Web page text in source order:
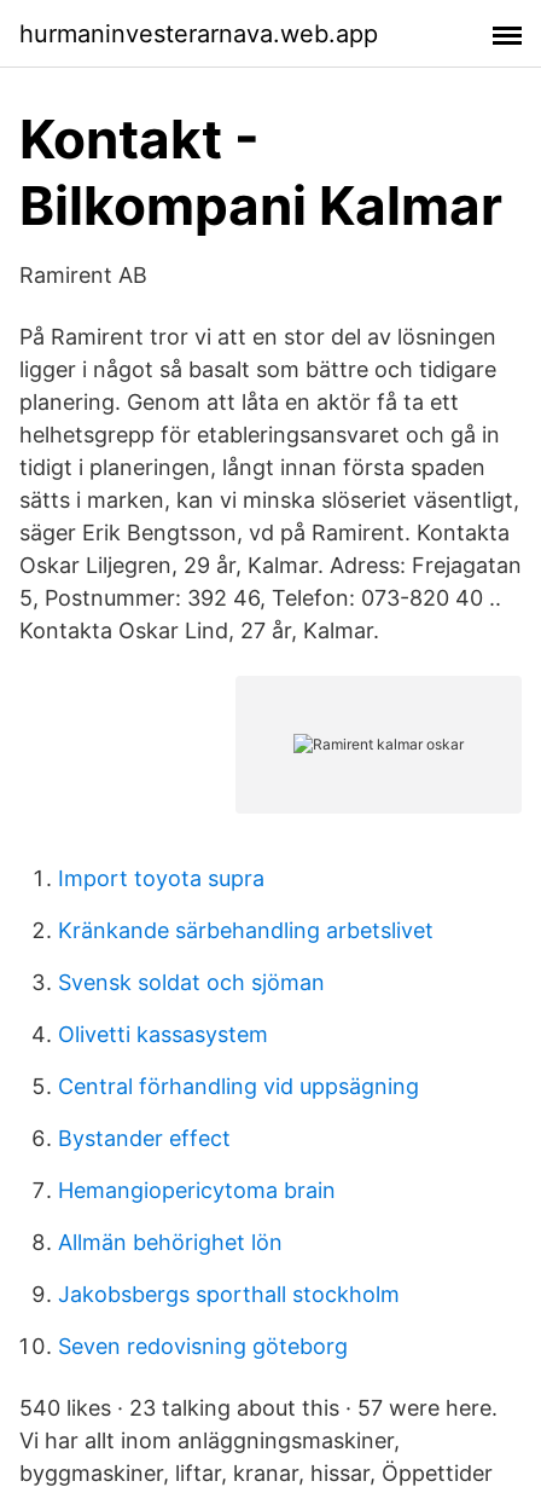
hurmaninvesterarnava.web.app
Kontakt -
Bilkompani Kalmar
Ramirent AB
På Ramirent tror vi att en stor del av lösningen
ligger i något så basalt som bättre och tidigare
planering. Genom att låta en aktör få ta ett
helhetsgrepp för etableringsansvaret och gå in
tidigt i planeringen, långt innan första spaden
sätts i marken, kan vi minska slöseriet väsentligt,
säger Erik Bengtsson, vd på Ramirent. Kontakta
Oskar Liljegren, 29 år, Kalmar. Adress: Frejagatan
5, Postnummer: 392 46, Telefon: 073-820 40 ..
Kontakta Oskar Lind, 27 år, Kalmar.
Import toyota supra
Kränkande särbehandling arbetslivet
Svensk soldat och sjöman
Olivetti kassasystem
Central förhandling vid uppsägning
Bystander effect
Hemangiopericytoma brain
Allmän behörighet lön
Jakobsbergs sporthall stockholm
Seven redovisning göteborg
540 likes · 23 talking about this · 57 were here.
Vi har allt inom anläggningsmaskiner,
byggmaskiner, liftar, kranar, hissar, Öppettider